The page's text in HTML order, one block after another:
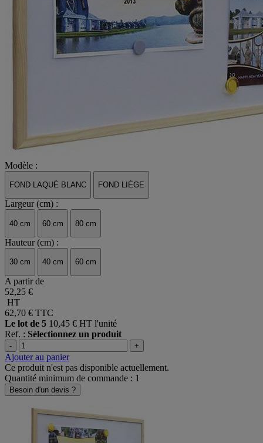
Modèle :
FOND LAQUÉ BLANC FOND LIÈGE
Largeur (cm) :
40 cm 60 cm 80 cm
Hauteur (cm) :
30 cm 40 cm 60 cm
A partir de
52,25 €
HT
62,70 € TTC
Le lot de 5 10,45 € HT l'unité
Ref. : Sélectionnez un produit
- +
Ajouter au panier
Ce produit n'est pas disponible actuellement.
Quantité minimum de commande : 1
Besoin d'un devis ?